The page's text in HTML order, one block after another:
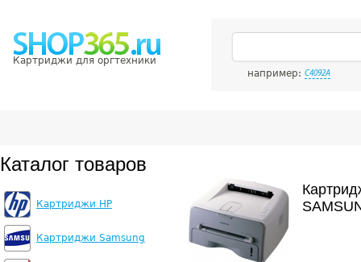
Картриджи для оргтехники
например: C4092A
Каталог товаров
Картриджи HP
Картриджи Samsung